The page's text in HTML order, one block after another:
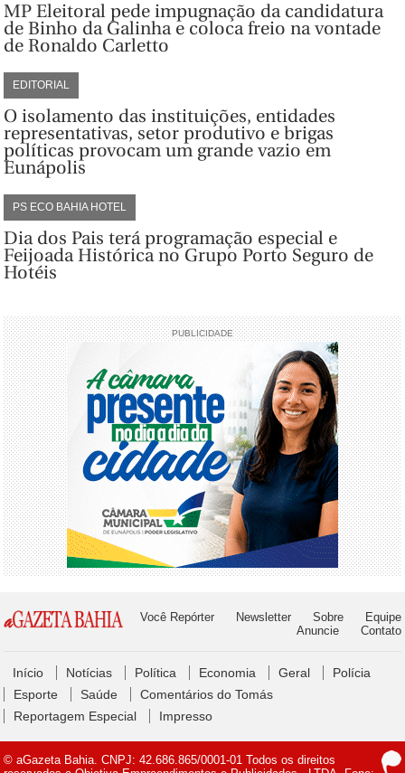
MP Eleitoral pede impugnação da candidatura
de Binho da Galinha e coloca freio na vontade
de Ronaldo Carletto
EDITORIAL
O isolamento das instituições, entidades
representativas, setor produtivo e brigas
políticas provocam um grande vazio em
Eunápolis
PS ECO BAHIA HOTEL
Dia dos Pais terá programação especial e
Feijoada Histórica no Grupo Porto Seguro de
Hotéis
PUBLICIDADE
Você Repórter Newsletter Sobre
Equipe
Anuncie
Contato
Início Notícias Política Economia Geral
Polícia
Esporte
Saúde
Comentários do Tomás
Reportagem Especial
Impresso
© aGazeta Bahia. CNPJ: 42.686.865/0001-01 Todos os direitos